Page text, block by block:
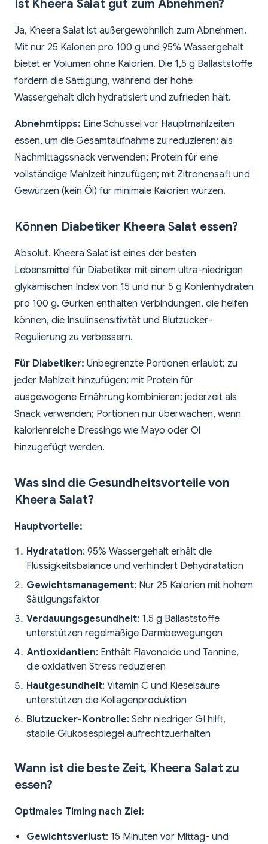
Ist Kheera Salat gut zum Abnehmen?
Ja, Kheera Salat ist außergewöhnlich zum Abnehmen.
Mit nur 25 Kalorien pro 100 g und 95% Wassergehalt
bietet er Volumen ohne Kalorien. Die 1,5 g Ballaststoffe
fördern die Sättigung, während der hohe
Wassergehalt dich hydratisiert und zufrieden hält.
Abnehmtipps: Eine Schüssel vor Hauptmahlzeiten
essen, um die Gesamtaufnahme zu reduzieren; als
Nachmittagssnack verwenden; Protein für eine
vollständige Mahlzeit hinzufügen; mit Zitronensaft und
Gewürzen (kein Öl) für minimale Kalorien würzen.
Können Diabetiker Kheera Salat essen?
Absolut. Kheera Salat ist eines der besten
Lebensmittel für Diabetiker mit einem ultra-niedrigen
glykämischen Index von 15 und nur 5 g Kohlenhydraten
pro 100 g. Gurken enthalten Verbindungen, die helfen
können, die Insulinsensitivität und Blutzucker-
Regulierung zu verbessern.
Für Diabetiker: Unbegrenzte Portionen erlaubt; zu
jeder Mahlzeit hinzufügen; mit Protein für
ausgewogene Ernährung kombinieren; jederzeit als
Snack verwenden; Portionen nur überwachen, wenn
kalorienreiche Dressings wie Mayo oder Öl
hinzugefügt werden.
Was sind die Gesundheitsvorteile von
Kheera Salat?
Hauptvorteile:
Hydratation: 95% Wassergehalt erhält die
Flüssigkeitsbalance und verhindert Dehydratation
Gewichtsmanagement: Nur 25 Kalorien mit hohem
Sättigungsfaktor
Verdauungsgesundheit: 1,5 g Ballaststoffe
unterstützen regelmäßige Darmbewegungen
Antioxidantien: Enthält Flavonoide und Tannine,
die oxidativen Stress reduzieren
Hautgesundheit: Vitamin C und Kieselsäure
unterstützen die Kollagenproduktion
Blutzucker-Kontrolle: Sehr niedriger GI hilft,
stabile Glukosespiegel aufrechtzuerhalten
Wann ist die beste Zeit, Kheera Salat zu
essen?
Optimales Timing nach Ziel:
Gewichtsverlust: 15 Minuten vor Mittag- und